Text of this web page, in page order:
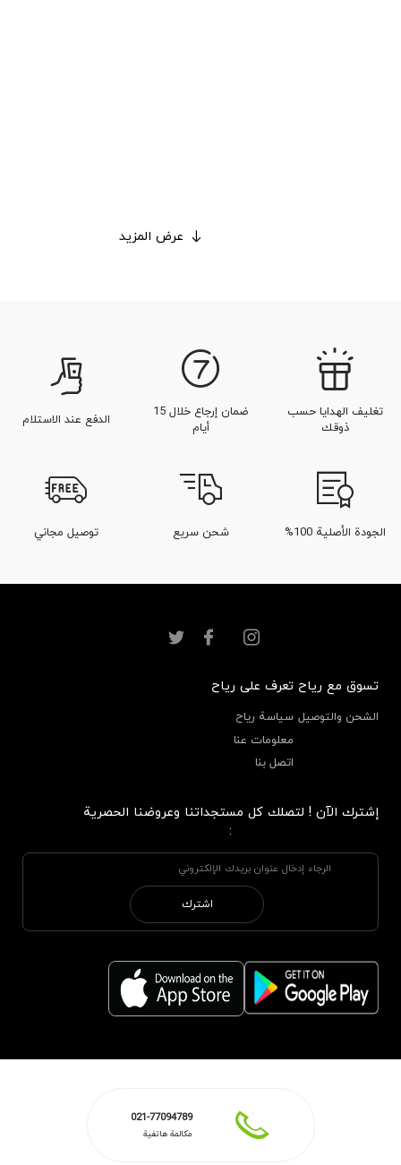
عرض المزيد
تغليف الهدايا حسب
ذوقك
ضمان إرجاع خلال 15
أيام
الدفع عند الاستلام
الجودة الأصلية 100% شحن سريع توصيل مجاني
تسوق مع رياح
الشحن والتوصيل
تعرف على رياح
سياسة رياح
معلومات عنا
اتصل بنا
إشترك الآن ! لتصلك كل مستجداتنا وعروضنا الحصرية
:
اشترك
021-77094789
مكالمة هاتفية